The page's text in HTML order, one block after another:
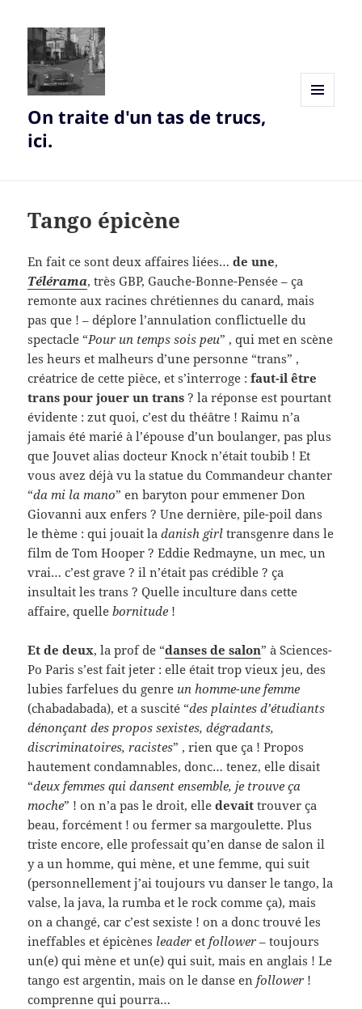
On traite d'un tas de trucs,
ici.
Tango épicène
En fait ce sont deux affaires liées…de une,
Télérama, très GBP, Gauche-Bonne-Pensée – ça
remonte aux racines chrétiennes du canard, mais
pas que ! – déplore l’annulation conflictuelle du
spectacle “Pour un temps sois peu” , qui met en scène
les heurs et malheurs d’une personne “trans” ,
créatrice de cette pièce, et s’interroge :faut-il être
trans pour jouer un trans ? la réponse est pourtant
évidente : zut quoi, c’est du théâtre ! Raimu n’a
jamais été marié à l’épouse d’un boulanger, pas plus
que Jouvet alias docteur Knock n’était toubib ! Et
vous avez déjà vu la statue du Commandeur chanter
“da mi la mano” en baryton pour emmener Don
Giovanni aux enfers ? Une dernière, pile-poil dans
le thème : qui jouait ladanish girl transgenre dans le
film de Tom Hooper ? Eddie Redmayne, un mec, un
vrai… c’est grave ? il n’était pas crédible ? ça
insultait les trans ? Quelle inculture dans cette
affaire, quellebornitude !
Et de deux, la prof de “danses de salon” à Sciences-
Po Paris s’est fait jeter : elle était trop vieux jeu, des
lubies farfelues du genre un homme-une femme
(chabadabada), et a suscité “des plaintes d’étudiants
dénonçant des propos sexistes, dégradants,
discriminatoires, racistes” , rien que ça ! Propos
hautement condamnables, donc… tenez, elle disait
“deux femmes qui dansent ensemble, je trouve ça
moche” ! on n’a pas le droit, elledevaittrouver ça
beau, forcément ! ou fermer sa margoulette. Plus
triste encore, elle professait qu’en danse de salon il
y a un homme, qui mène, et une femme, qui suit
(personnellement j’ai toujours vu danser le tango, la
valse, la java, la rumba et le rock comme ça), mais
on a changé, car c’est sexiste ! on a donc trouvé les
ineffables et épicènes leaderetfollower– toujours
un(e) qui mène et un(e) qui suit, mais en anglais ! Le
tango est argentin, mais on le danse enfollower !
comprenne qui pourra…